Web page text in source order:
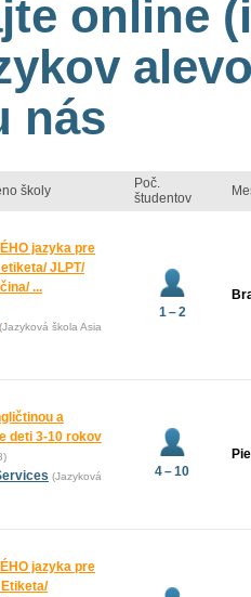
online
nás
školy
Poč.
študentov
jazyka pre
JLPT/
...
(Jazyková škola Asia
1 – 2
a
deti 3-10 rokov
(Jazyková
4 – 10
jazyka pre